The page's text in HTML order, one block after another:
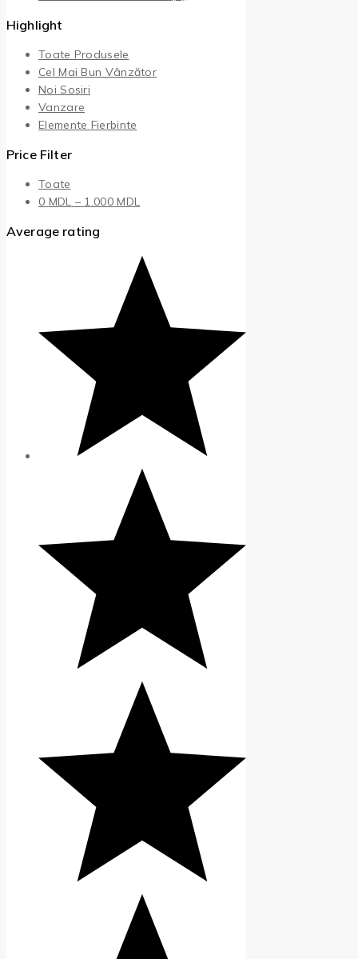
Highlight
Toate Produsele
Cel Mai Bun Vânzător
Noi Sosiri
Vanzare
Elemente Fierbinte
Price Filter
Toate
0 MDL – 1.000MDL
Average rating